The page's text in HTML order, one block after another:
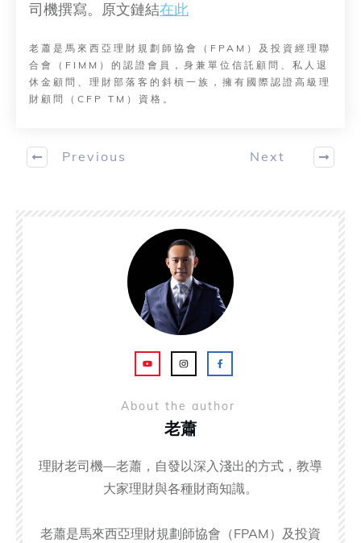
司機撰寫。原文鏈結在此
老蕭是馬來西亞理財規劃師協會（FPAM）及投資經理聯
合會（FIMM）的認證會員，身兼單位信託顧問、私人退
休金顧問、理財部落客的斜槓一族，擁有國際認證高級理
財顧問（CFP TM）資格。
Previous Next
About the author
老蕭
理財老司機—老蕭，自發以深入淺出的方式，教導
大家理財與各種財商知識。
老蕭是馬來西亞理財規劃師協會（FPAM）及投資